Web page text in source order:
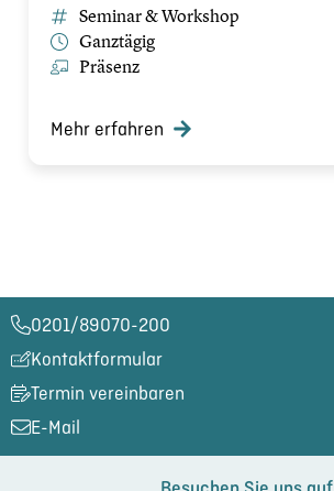
Seminar & Workshop
Ganztägig
Präsenz
Mehr erfahren
0201/89070-200​
Kontaktformular
Termin vereinbaren
E-Mail